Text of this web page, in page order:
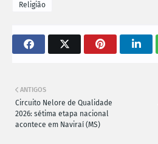
Religião
ANTIGOS
Circuito Nelore de Qualidade
2026: sétima etapa nacional
acontece em Naviraí (MS)